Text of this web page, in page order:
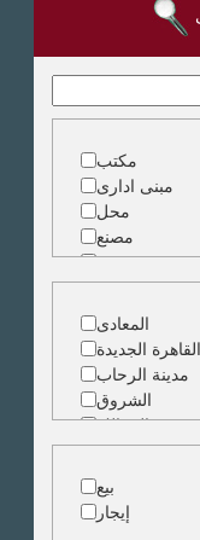
مكتب
مبنى ادارى
محل
مصنع
مخزن
ارض خدمات
المعادى
القاهرة الجديدة
مدينة الرحاب
الشروق
الزمالك
جاردن سيتى
دقى
المهندسين
الجيزة
بيع
إيجار